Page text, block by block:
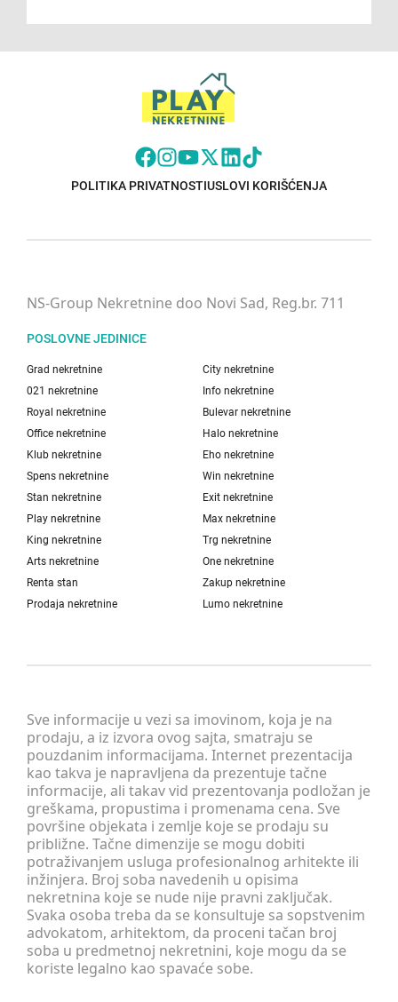
POLITIKA PRIVATNOSTIUSLOVI KORIŠĆENJA
Sve informacije u vezi sa imovinom, koja je na
prodaju, a iz izvora ovog sajta, smatraju se
pouzdanim informacijama. Internet prezentacija
kao takva je napravljena da prezentuje tačne
informacije, ali takav vid prezentovanja podložan je
greškama, propustima i promenama cena. Sve
površine objekata i zemlje koje se prodaju su
približne. Tačne dimenzije se mogu dobiti
potraživanjem usluga profesionalnog arhitekte ili
inžinjera. Broj soba navedenih u opisima
nekretnina koje se nude nije pravni zaključak.
Svaka osoba treba da se konsultuje sa sopstvenim
advokatom, arhitektom, da proceni tačan broj
soba u predmetnoj nekretnini, koje mogu da se
koriste legalno kao spavaće sobe.
NS-Group Nekretnine doo Novi Sad, Reg.br. 711
POSLOVNE JEDINICE
Grad nekretnine
City nekretnine
021 nekretnine
Info nekretnine
Royal nekretnine
Bulevar nekretnine
Office nekretnine
Halo nekretnine
Klub nekretnine
Eho nekretnine
Spens nekretnine
Win nekretnine
Stan nekretnine
Exit nekretnine
Play nekretnine
Max nekretnine
King nekretnine
Trg nekretnine
Arts nekretnine
One nekretnine
Renta stan
Zakup nekretnine
Prodaja nekretnine
Lumo nekretnine